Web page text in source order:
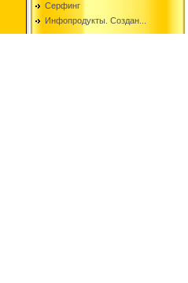
Серфинг
Инфопродукты. Создан...